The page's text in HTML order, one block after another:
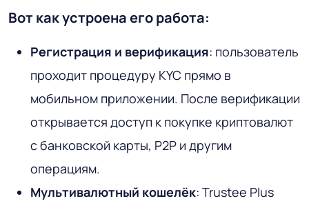
Вот как устроена его работа:
Регистрация и верификация: пользователь
проходит процедуру KYC прямо в
мобильном приложении. После верификации
открывается доступ к покупке криптовалют
с банковской карты, P2P и другим
операциям.
Мультивалютный кошелёк: Trustee Plus